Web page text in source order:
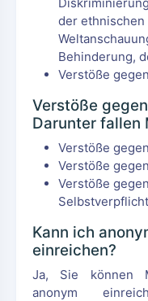
der
Behinderung,
Verstöße
Verstöße
Darunter fallen
Verstöße
Verstöße
Verstöße
Kann ich
einreichen?
Ja, Sie können
anonym